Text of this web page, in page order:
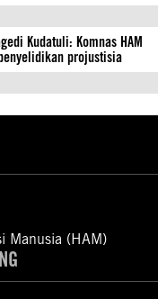
Kudatuli: Komnas HAM
projustisia
Manusia (HAM)